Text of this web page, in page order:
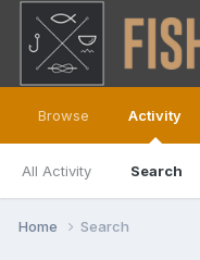
Browse Activity
All Activity Search
Home Search